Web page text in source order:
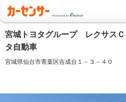
宮城トヨタグループ レクサスＣ
タ自動車
宮城県仙台市青葉区吉成台１－３－４０